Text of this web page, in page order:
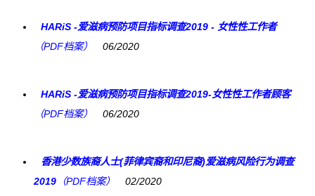
HARiS -爱滋病预防项目指标调查2019 - 女性性工作者
（PDF档案）
06/2020
HARiS -爱滋病预防项目指标调查2019-女性性工作者顾客
（PDF档案）
06/2020
香港少数族裔人士(菲律宾裔和印尼裔)爱滋病风险行为调查
2019 （PDF档案） 02/2020